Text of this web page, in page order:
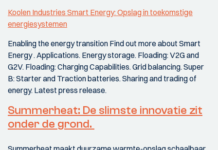
Koolen Industries Smart Energy: Opslag in toekomstige
energiesystemen
Enabling the energy transition Find out more about Smart
Energy . Applications. Energy storage. Floading: V2G and
G2V. Floading: Charging Capabilities. Grid balancing. Super
B: Starter and Traction batteries. Sharing and trading of
energy. Latest press release.
Summerheat: De slimste innovatie zit
onder de grond.